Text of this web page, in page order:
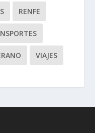
RENFE
VIAJES